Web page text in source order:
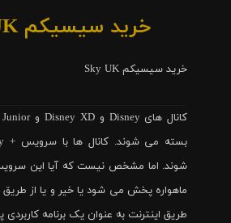
خرید سیسیکم Sky UK
خرید سیسیکم Sky UK
شوند. اما مشخص نیست که آیا این
ماهواره پخش می شود یا خیر و یا از
طریق اینترنت به عنوان یک برنامه